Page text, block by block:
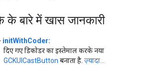
बारे में खास जानकारी
initWithCoder:
दिए गए डिकोडर का इस्तेमाल करके नया
GCKUICastButton बनाता है. ज़्यादा...